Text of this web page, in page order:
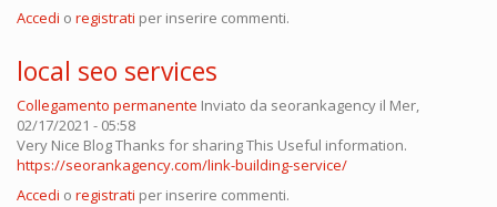
Accedi o registrati per inserire commenti.
local seo services
Collegamento permanente Inviato da seorankagency il Mer,
02/17/2021 - 05:58
Very Nice Blog Thanks for sharing This Useful information.
https://seorankagency.com/link-building-service/
Accedi o registrati per inserire commenti.